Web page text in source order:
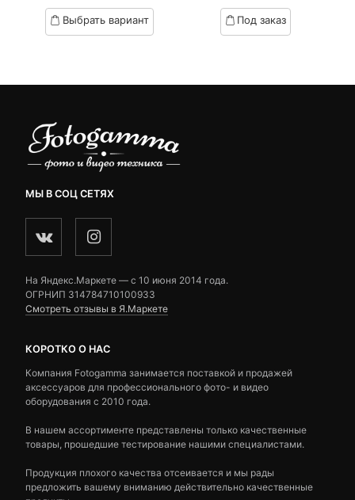
based
on
цена
составляла
цена:
9,390 ₽.
Выбрать вариант
based
onПод заказ
МЫ В СОЦ СЕТЯХ
На Яндекс.Маркете — c 10 июня 2014 года.
ОГРНИП 314784710100933
Смотреть отзывы в Я.Маркете
КОРОТКО О НАС
Компания Fotogamma занимается поставкой и продажей
аксессуаров для профессионального фото- и видео
оборудования с 2010 года.
В нашем ассортименте представлены только качественные
товары, прошедшие тестирование нашими специалистами.
Продукция плохого качества отсеивается и мы рады
предложить вашему вниманию действительно качественные